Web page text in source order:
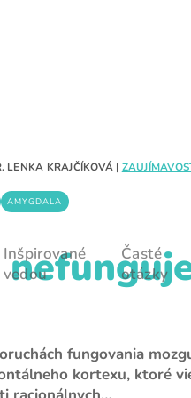
Inšpirované
vedou
Časté
otázky
LENKA KRAJČÍKOVÁ|
AMYGDALA
fungovania
kortexu, ktoré